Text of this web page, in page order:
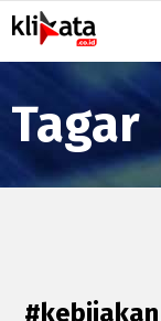
Semangat
Inovasi
Tagar
#kebijakan